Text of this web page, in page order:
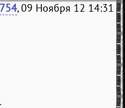
754, 09 Ноября 12 14:31